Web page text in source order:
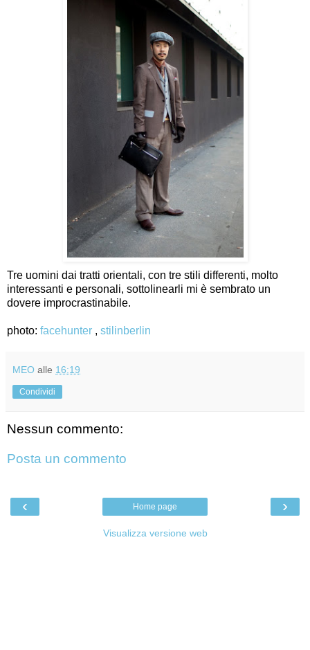
Tre uomini dai tratti orientali, con tre stili differenti, molto
interessanti e personali, sottolinearli mi è sembrato un
dovere improcrastinabile.
photo: facehunter , stilinberlin
MEO alle 16:19
Condividi
Nessun commento:
Posta un commento
‹ ›
Home page
Visualizza versione web